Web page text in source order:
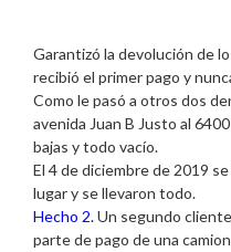
Garantizó la devolución de
recibió el primer pago y
Como le pasó a otros dos
avenida Juan B Justo al
bajas y todo vacío.
El 4 de diciembre de 2019
lugar y se llevaron todo.
Hecho 2.Un segundo
parte de pago de una